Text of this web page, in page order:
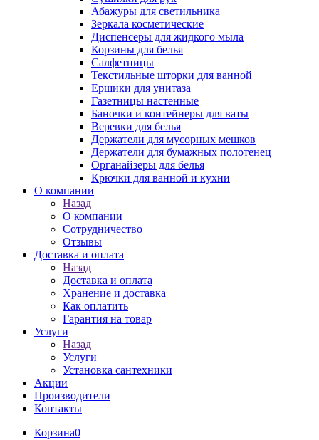
Абажуры для светильника
Зеркала косметические
Диспенсеры для жидкого мыла
Корзины для белья
Салфетницы
Текстильные шторки для ванной
Ершики для унитаза
Газетницы настенные
Баночки и контейнеры для ваты
Веревки для белья
Держатели для мусорных мешков
Держатели для бумажных полотенец
Органайзеры для белья
Крючки для ванной и кухни
О компании
Назад
О компании
Сотрудничество
Отзывы
Доставка и оплата
Назад
Доставка и оплата
Хранение и доставка
Как оплатить
Гарантия на товар
Услуги
Назад
Услуги
Установка сантехники
Акции
Производители
Контакты
Корзина0